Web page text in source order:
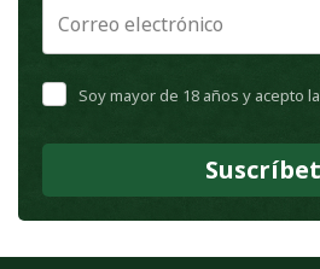
Soy mayor de 18 años y acepto la